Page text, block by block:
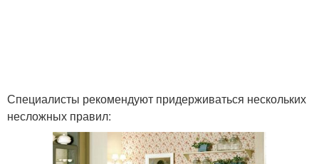
Цвета в гарнитуре
интерьерах
Специалисты рекомендуют придерживаться нескольких
несложных правил: